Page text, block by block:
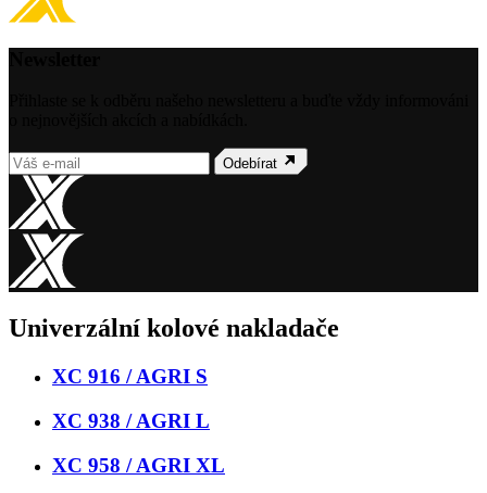
Odebírat
Univerzální kolové nakladače
XC 916 / AGRI S
XC 938 / AGRI L
XC 958 / AGRI XL